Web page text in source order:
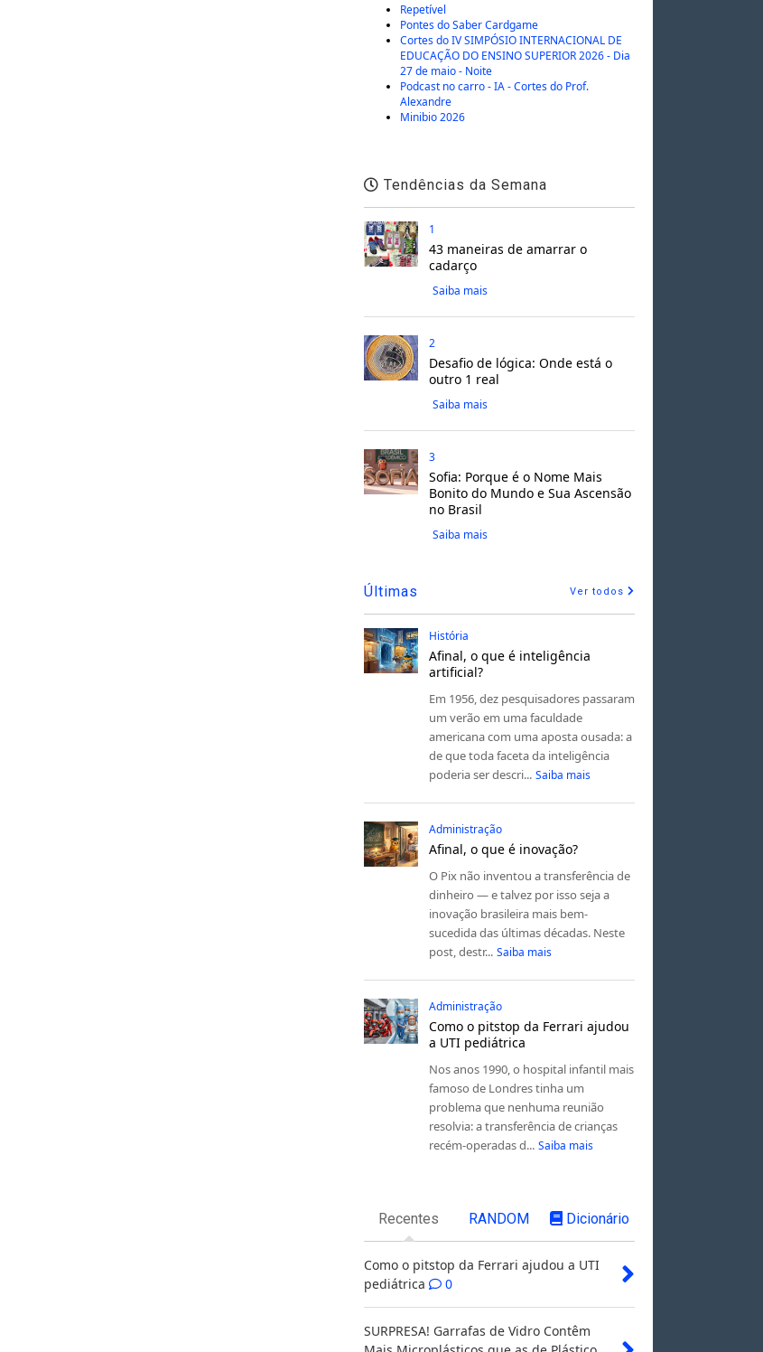
Repetível
Pontes do Saber Cardgame
Cortes do IV SIMPÓSIO INTERNACIONAL DE
EDUCAÇÃO DO ENSINO SUPERIOR 2026 - Dia
27 de maio - Noite
Podcast no carro - IA - Cortes do Prof.
Alexandre
Minibio 2026
Tendências da Semana
1
43 maneiras de amarrar o
cadarço
Saiba mais
2
Desafio de lógica: Onde está o
outro 1 real
Saiba mais
3
Sofia: Porque é o Nome Mais
Bonito do Mundo e Sua Ascensão
no Brasil
Saiba mais
Últimas Ver todos
História
Afinal, o que é inteligência
artificial?
Em 1956, dez pesquisadores passaram
um verão em uma faculdade
americana com uma aposta ousada: a
de que toda faceta da inteligência
poderia ser descri... Saiba mais
Administração
Afinal, o que é inovação?
O Pix não inventou a transferência de
dinheiro — e talvez por isso seja a
inovação brasileira mais bem-
sucedida das últimas décadas. Neste
post, destr... Saiba mais
Administração
Como o pitstop da Ferrari ajudou
a UTI pediátrica
Nos anos 1990, o hospital infantil mais
famoso de Londres tinha um
problema que nenhuma reunião
resolvia: a transferência de crianças
recém-operadas d... Saiba mais
Recentes RANDOM Dicionário
Como o pitstop da Ferrari ajudou a UTI
pediátrica
0
SURPRESA! Garrafas de Vidro Contêm